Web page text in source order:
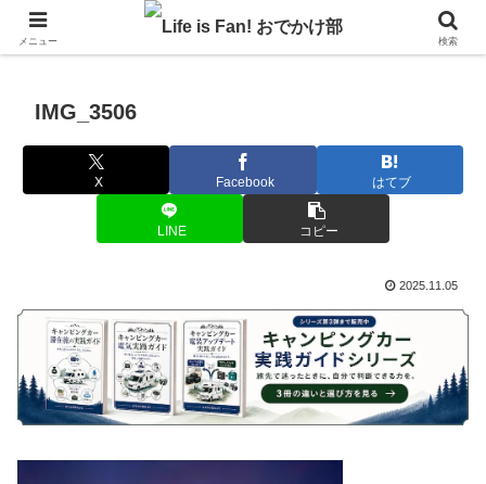
自作キャンピングカーで1年の3分の1を北海道でのんびりバンライフ♪
IMG_3506
X Facebook はてブ
LINE コピー
2025.11.05
メニュー 検索